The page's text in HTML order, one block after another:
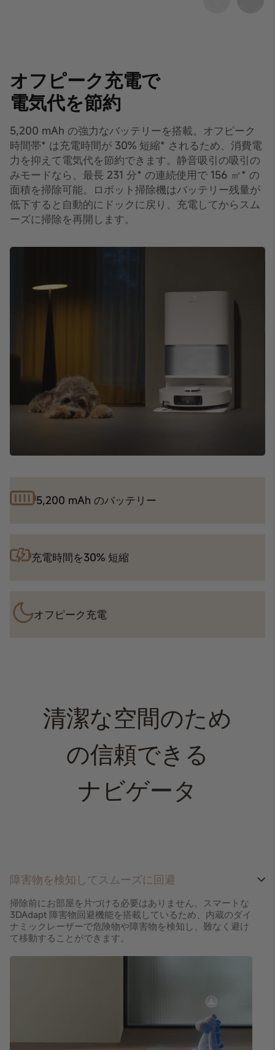
オフピーク充電で
電気代を節約
5,200 mAh の強力なバッテリーを搭載。オフピーク
時間帯* は充電時間が 30% 短縮* されるため、消費電
力を抑えて電気代を節約できます。静音吸引の吸引の
みモードなら、最長 231 分* の連続使用で 156 ㎡* の
面積を掃除可能。ロボット掃除機はバッテリー残量が
低下すると自動的にドックに戻り、充電してからスム
ーズに掃除を再開します。
5,200 mAh のバッテリー
充電時間を30% 短縮
オフピーク充電
清潔な空間のため
の信頼できる
ナビゲータ
障害物を検知してスムーズに回避
掃除前にお部屋を片づける必要はありません。スマートな
3DAdapt 障害物回避機能を搭載しているため、内蔵のダイ
ナミックレーザーで危険物や障害物を検知し、難なく避け
て移動することができます。